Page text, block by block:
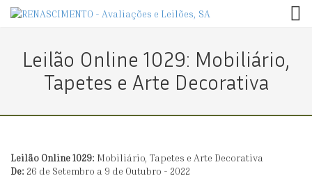
Leilão Online 1029: Mobiliário,
Tapetes e Arte Decorativa
Leilão Online 1029: Mobiliário, Tapetes e Arte Decorativa
De: 26 de Setembro a 9 de Outubro - 2022